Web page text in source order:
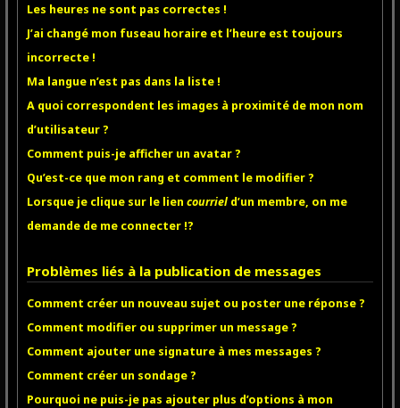
Les heures ne sont pas correctes !
J’ai changé mon fuseau horaire et l’heure est toujours
incorrecte !
Ma langue n’est pas dans la liste !
A quoi correspondent les images à proximité de mon nom
d’utilisateur ?
Comment puis-je afficher un avatar ?
Qu’est-ce que mon rang et comment le modifier ?
Lorsque je clique sur le lien courriel d’un membre, on me
demande de me connecter !?
Problèmes liés à la publication de messages
Comment créer un nouveau sujet ou poster une réponse ?
Comment modifier ou supprimer un message ?
Comment ajouter une signature à mes messages ?
Comment créer un sondage ?
Pourquoi ne puis-je pas ajouter plus d’options à mon